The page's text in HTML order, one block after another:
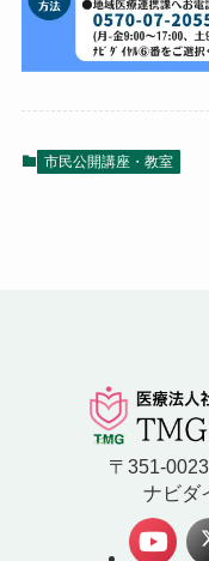
市民公開講座・教室
〒351-
ナビダ